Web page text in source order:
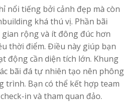
nổi tiếng bởi cảnh đẹp mà còn
khá thú vị. Phần bãi
rộng và ít đông đúc hơn
thời điểm. Điều này giúp bạn
động cần diện tích lớn. Khung
bãi đá tự nhiên tạo nên phông
trình. Bạn có thể kết hợp team
in và tham quan đảo.